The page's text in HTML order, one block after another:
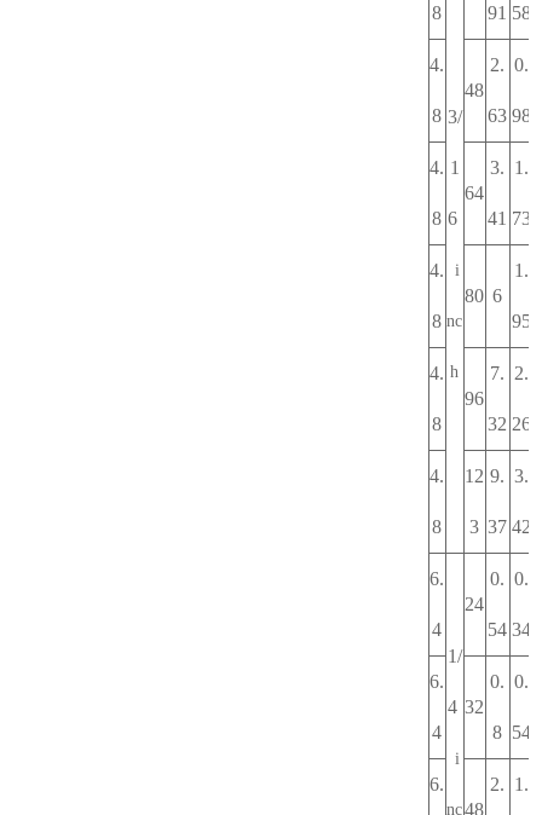
8
3/
1
6
i
nc
h
91 58
4.
8
48
2.
63
0.
98
4.
8
64
3.
41
1.
73
4.
8
80 6
1.
95
4.
8
96
7.
32
2.
26
4.
8
12
3
9.
37
3.
42
6.
4
1/
4
i
nc
24
0.
54
0.
34
6.
4
32
0.
8
0.
54
6.
48
2. 1.